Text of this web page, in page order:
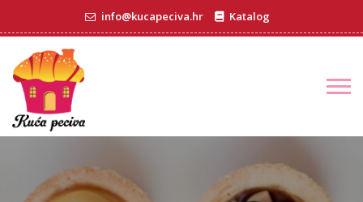
info@kucapeciva.hr Katalog